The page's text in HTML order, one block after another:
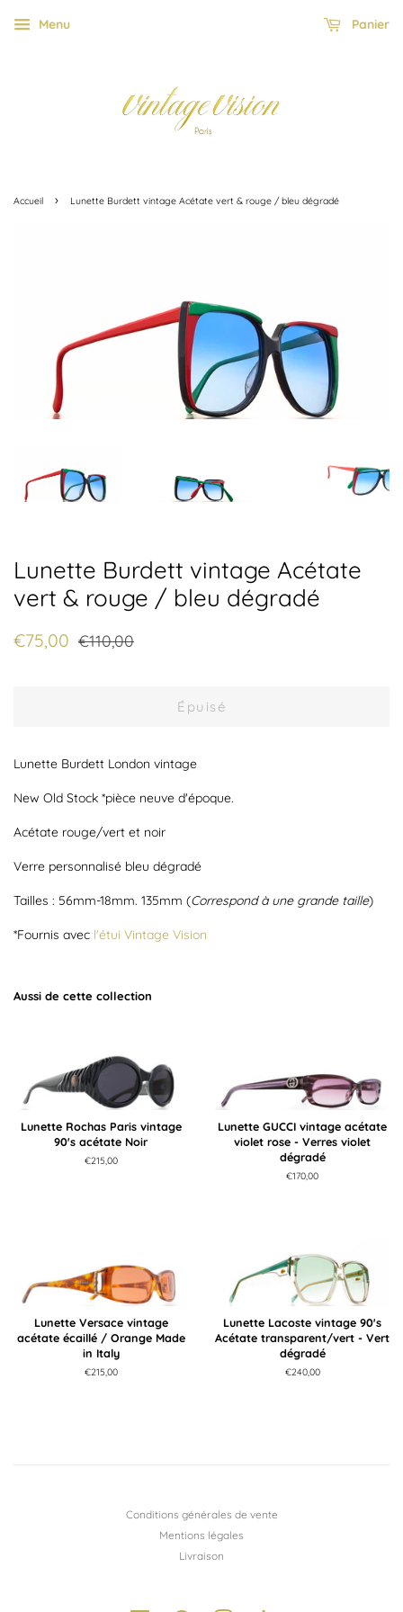
Menu Panier
Accueil › Lunette Burdett vintage Acétate vert & rouge / bleu dégradé
Lunette Burdett vintage Acétate
vert & rouge / bleu dégradé
Prix
€75,00
Prix
€110,00
Épuisé
Lunette Burdett London vintage
New Old Stock *pièce neuve d'époque.
Acétate rouge/vert et noir
Verre personnalisé bleu dégradé
Tailles : 56mm-18mm. 135mm (Correspond à une grande taille)
*Fournis avec l'étui Vintage Vision
Aussi de cette collection
Lunette Rochas Paris vintage
90's acétate Noir
Prix
€215,00
Lunette GUCCI vintage acétate
violet rose - Verres violet
dégradé
Prix
€170,00
Lunette Versace vintage
acétate écaillé / Orange Made
in Italy
Prix
€215,00
Lunette Lacoste vintage 90's
Acétate transparent/vert - Vert
dégradé
Prix
€240,00
Conditions générales de vente
Mentions légales
Livraison